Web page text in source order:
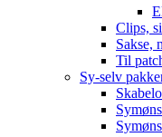
Clips,
Sakse,
Til
Sy-selv